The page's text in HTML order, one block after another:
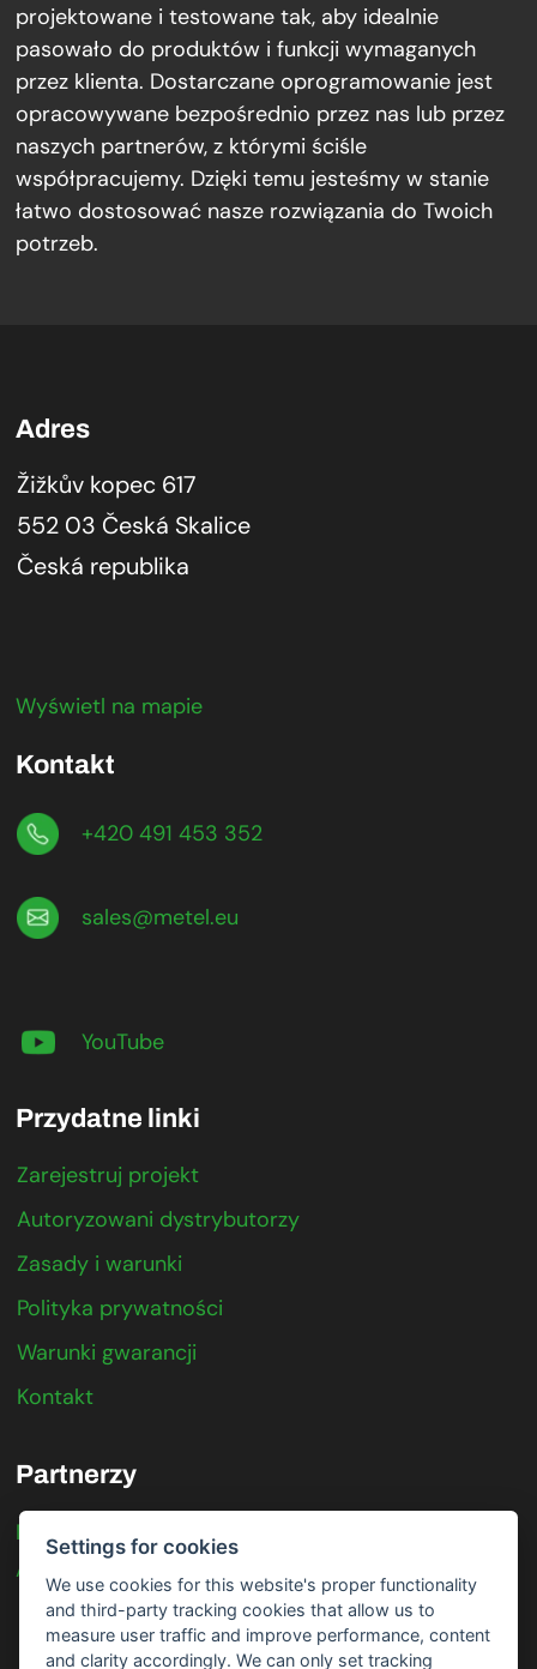
projektowane i testowane tak, aby idealnie
pasowało do produktów i funkcji wymaganych
przez klienta. Dostarczane oprogramowanie jest
opracowywane bezpośrednio przez nas lub przez
naszych partnerów, z którymi ściśle
współpracujemy. Dzięki temu jesteśmy w stanie
łatwo dostosować nasze rozwiązania do Twoich
potrzeb.
Adres
Žižkův kopec 617
552 03 Česká Skalice
Česká republika
Wyświetl na mapie
Kontakt
+420 491 453 352
sales@metel.eu
YouTube
Przydatne linki
Zarejestruj projekt
Autoryzowani dystrybutorzy
Zasady i warunki
Polityka prywatności
Warunki gwarancji
Kontakt
Partnerzy
IFTER
Axis Communications
Settings for cookies
We use cookies for this website's proper functionality
and third-party tracking cookies that allow us to
measure user traffic and improve performance, content
and clarity accordingly. We can only set tracking